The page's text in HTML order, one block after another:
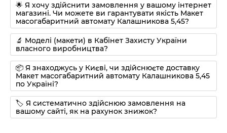
🌟 Я хочу здійснити замовлення у вашому інтернет
магазині. Чи можете ви гарантувати якість Макет
масогабаритний автомату Калашникова 5,45?
🔬 Моделі (макети) в Кабінет Захисту України
власного виробництва?
📦 Я знаходжусь у Києві, чи здійснюєте доставку
Макет масогабаритний автомату Калашникова 5,45
по Україні?
🏷 Я систематично здійснюю замовлення на
вашому сайті, як на рахунок знижок?